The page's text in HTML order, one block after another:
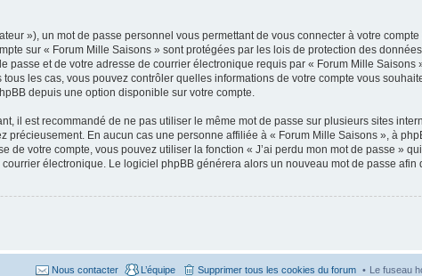
»), un mot de passe personnel vous permettant de vous connecter à votre
sur « Forum Mille Saisons » sont protégées par les lois de protection des
passe et de votre adresse de courrier électronique requis par « Forum Mille Saisons
les cas, vous pouvez contrôler quelles informations de votre compte vous
depuis une option disponible sur votre compte.
il est recommandé de ne pas utiliser le même mot de passe sur plusieurs sites
En aucun cas une personne affiliée à « Forum Mille Saisons », à
votre compte, vous pouvez utiliser la fonction « J’ai perdu mon mot de passe »
électronique. Le logiciel phpBB générera alors un nouveau mot de passe afin
Le fuseau
Supprimer tous les cookies du forum
L’équipe
Nous contacter